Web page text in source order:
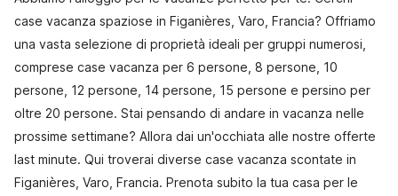
case vacanza spaziose in Figanières, Varo, Francia? Offriamo
una vasta selezione di proprietà ideali per gruppi numerosi,
comprese case vacanza per 6 persone, 8 persone, 10
persone, 12 persone, 14 persone, 15 persone e persino per
oltre 20 persone. Stai pensando di andare in vacanza nelle
prossime settimane? Allora dai un'occhiata alle nostre offerte
last minute. Qui troverai diverse case vacanza scontate in
Figanières, Varo, Francia. Prenota subito la tua casa per le